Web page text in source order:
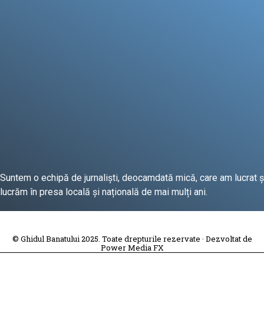
Suntem o echipă de jurnaliști, deocamdată mică, care am lucrat
lucrăm în presa locală și națională de mai mulți ani.
DESPRE PROIECT
© Ghidul Banatului 2025. Toate drepturile rezervate · Dezvoltat de
Power Media FX